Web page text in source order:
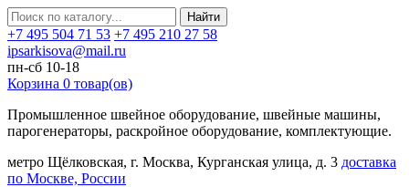
Найти
+7 495 504 71 53 +7 495 210 27 58
ipsarkisova@mail.ru
пн-сб 10-18
Корзина 0 товар(ов)
Промышленное швейное оборудование, швейные машины,
парогенераторы, раскройное оборудование, комплектующие.
метро Щёлковская, г. Москва, Курганская улица, д. 3 доставка
по Москве, России